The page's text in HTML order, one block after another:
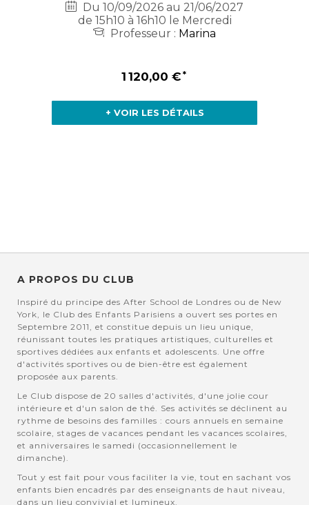
Du 10/09/2026 au 21/06/2027
de 15h10 à 16h10 le Mercredi
Professeur : Marina
1 120,00 €
+ VOIR LES DÉTAILS
A PROPOS DU CLUB
Inspiré du principe des After School de Londres ou de New
York, le Club des Enfants Parisiens a ouvert ses portes en
Septembre 2011, et constitue depuis un lieu unique,
réunissant toutes les pratiques artistiques, culturelles et
sportives dédiées aux enfants et adolescents. Une offre
d'activités sportives ou de bien-être est également
proposée aux parents.
Le Club dispose de 20 salles d'activités, d'une jolie cour
intérieure et d'un salon de thé. Ses activités se déclinent au
rythme de besoins des familles : cours annuels en semaine
scolaire, stages de vacances pendant les vacances scolaires,
et anniversaires le samedi (occasionnellement le
dimanche).
Tout y est fait pour vous faciliter la vie, tout en sachant vos
enfants bien encadrés par des enseignants de haut niveau,
dans un lieu convivial et lumineux.